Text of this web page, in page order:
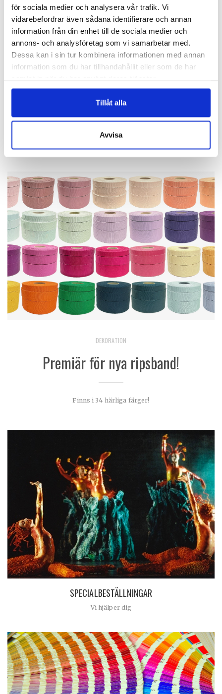
för sociala medier och analysera vår trafik. Vi
vidarebefordrar även sådana identifierare och annan
information från din enhet till de sociala medier och
annons- och analysföretag som vi samarbetar med.
Dessa kan i sin tur kombinera informationen med annan
information som du har tillhandahållit eller som de har
Tillåt alla
Avvisa
BLOMMOR
Vackra Pioner!
Finns i 15 färger!
DEKORATION
Premiär för nya ripsband!
Finns i 34 härliga färger!
SPECIALBESTÄLLNINGAR
Vi hjälper dig